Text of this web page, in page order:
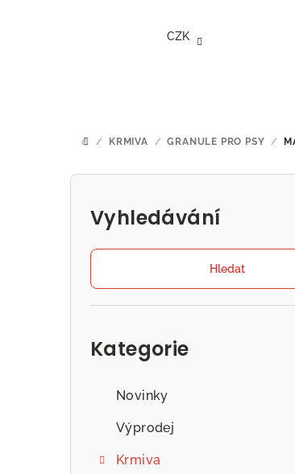
CZK
DOMŮ
/ KRMIVA / GRANULE PRO PSY /
P
Vyhledávání
Hledat
Kategorie
Novinky
Výprodej
Krmiva